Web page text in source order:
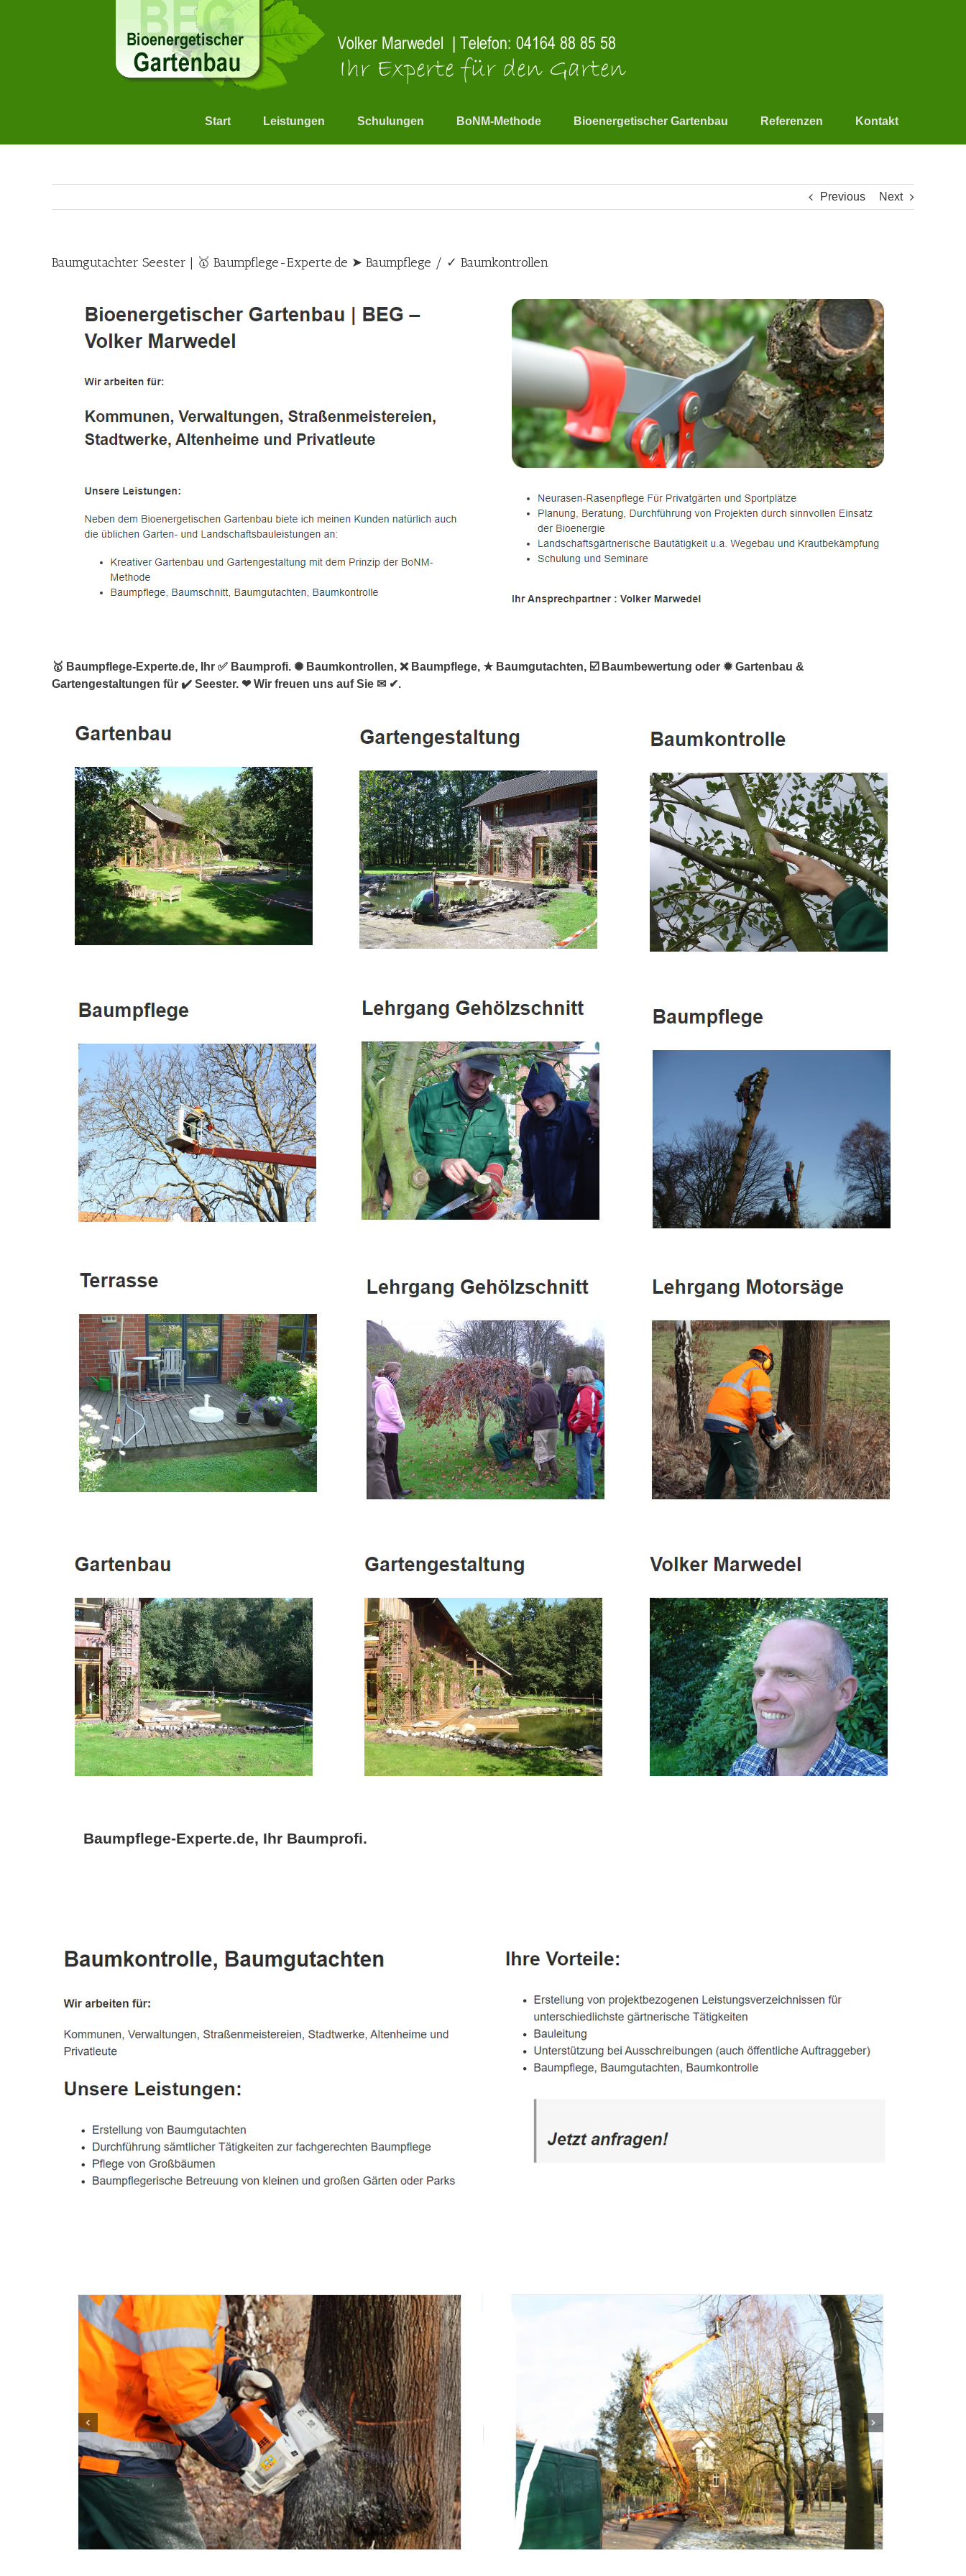
Start Leistungen Schulungen BoNM-Methode Bioenergetischer Gartenbau Referenzen Kontakt
Previous Next
Baumgutachter Seester | 🥇 Baumpflege-Experte.de ➤ Baumpflege / ✓ Baumkontrollen
🥇 Baumpflege-Experte.de, Ihr ✅ Baumprofi. ✺ Baumkontrollen, ❌ Baumpflege, ★ Baumgutachten, ☑️ Baumbewertung oder ✹ Gartenbau &
Gartengestaltungen für ✔️ Seester. ❤ Wir freuen uns auf Sie ✉ ✔.
Baumpflege-Experte.de, Ihr Baumprofi.